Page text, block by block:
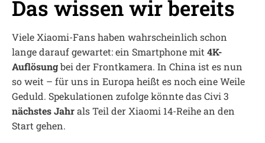
Das wissen wir bereits
Viele Xiaomi-Fans haben wahrscheinlich schon
lange darauf gewartet: ein Smartphone mit 4K-
Auflösungbei der Frontkamera. In China ist es nun
so weit – für uns in Europa heißt es noch eine Weile
Geduld. Spekulationen zufolge könnte das Civi 3
nächstes Jahrals Teil der Xiaomi 14-Reihe an den
Start gehen.